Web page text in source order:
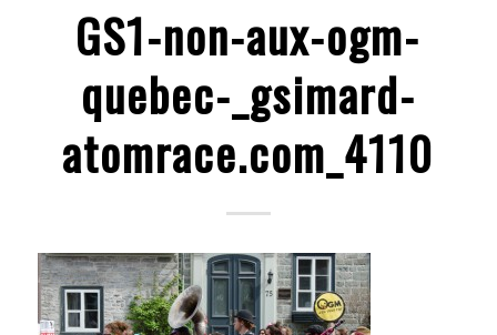
GS1-non-aux-ogm-
quebec-_gsimard-
atomrace.com_4110